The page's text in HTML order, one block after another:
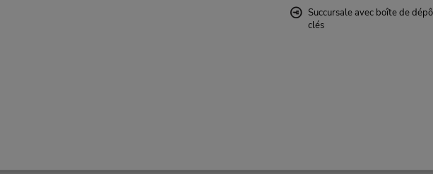
Succursale avec boîte de
clés